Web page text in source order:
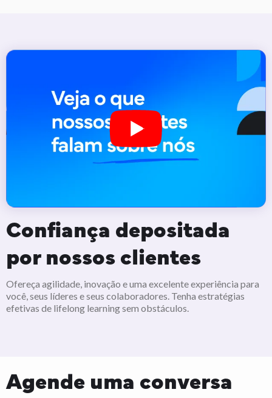
Confiança depositada
por nossos clientes
Ofereça agilidade, inovação e uma excelente experiência para
você, seus líderes e seus colaboradores. Tenha estratégias
efetivas de lifelong learning sem obstáculos.
Agende uma conversa